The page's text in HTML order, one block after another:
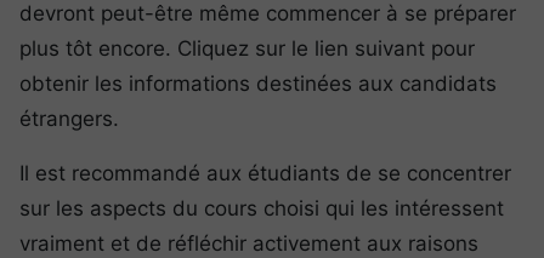
devront peut-être même commencer à se préparer
plus tôt encore. Cliquez sur le lien suivant pour
obtenir les informations destinées aux candidats
étrangers.
Il est recommandé aux étudiants de se concentrer
sur les aspects du cours choisi qui les intéressent
vraiment et de réfléchir activement aux raisons